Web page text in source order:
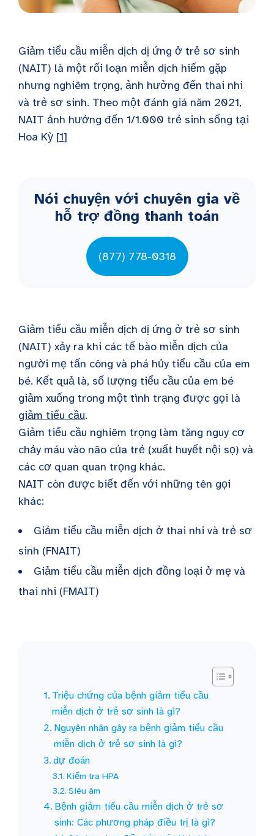
Giảm tiểu cầu miễn dịch dị ứng ở trẻ sơ sinh
(NAIT) là một rối loạn miễn dịch hiếm gặp
nhưng nghiêm trọng, ảnh hưởng đến thai nhi
và trẻ sơ sinh. Theo một đánh giá năm 2021,
NAIT ảnh hưởng đến 1/1.000 trẻ sinh sống tại
Hoa Kỳ [1]
Nói chuyện với chuyên gia về
hỗ trợ đồng thanh toán
(877) 778-0318
Giảm tiểu cầu miễn dịch dị ứng ở trẻ sơ sinh
(NAIT) xảy ra khi các tế bào miễn dịch của
người mẹ tấn công và phá hủy tiểu cầu của em
bé. Kết quả là, số lượng tiểu cầu của em bé
giảm xuống trong một tình trạng được gọi là
giảm tiểu cầu.
Giảm tiểu cầu nghiêm trọng làm tăng nguy cơ
chảy máu vào não của trẻ (xuất huyết nội sọ) và
các cơ quan quan trọng khác.
NAIT còn được biết đến với những tên gọi
khác:
Giảm tiểu cầu miễn dịch ở thai nhi và trẻ sơ
sinh (FNAIT)
Giảm tiểu cầu miễn dịch đồng loại ở mẹ và
thai nhi (FMAIT)
Triệu chứng của bệnh giảm tiểu cầu
miễn dịch ở trẻ sơ sinh là gì?
Nguyên nhân gây ra bệnh giảm tiểu cầu
miễn dịch ở trẻ sơ sinh là gì?
dự đoán
Kiểm tra HPA
Siêu âm
Bệnh giảm tiểu cầu miễn dịch ở trẻ sơ
sinh: Các phương pháp điều trị là gì?